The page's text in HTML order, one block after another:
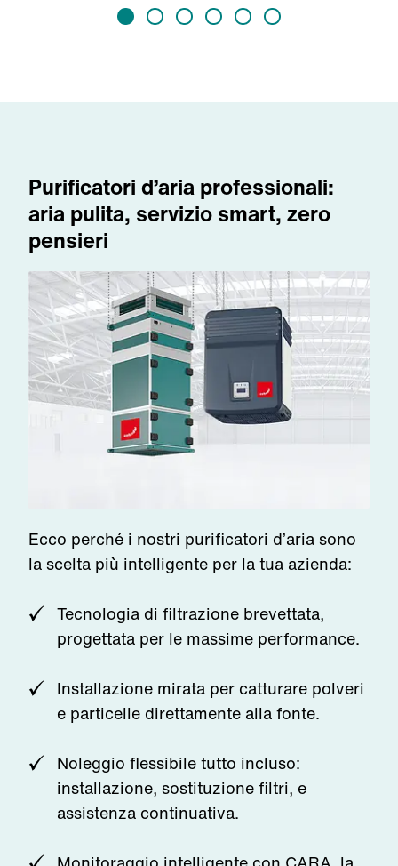
Ecco perché i nostri purificatori d’aria sono
la scelta più intelligente per la tua azienda:
Tecnologia di filtrazione brevettata,
progettata per le massime performance.
Installazione mirata per catturare polveri
e particelle direttamente alla fonte.
Noleggio flessibile tutto incluso:
installazione, sostituzione filtri, e
assistenza continuativa.
Purificatori d’aria professionali:
aria pulita, servizio smart, zero
pensieri